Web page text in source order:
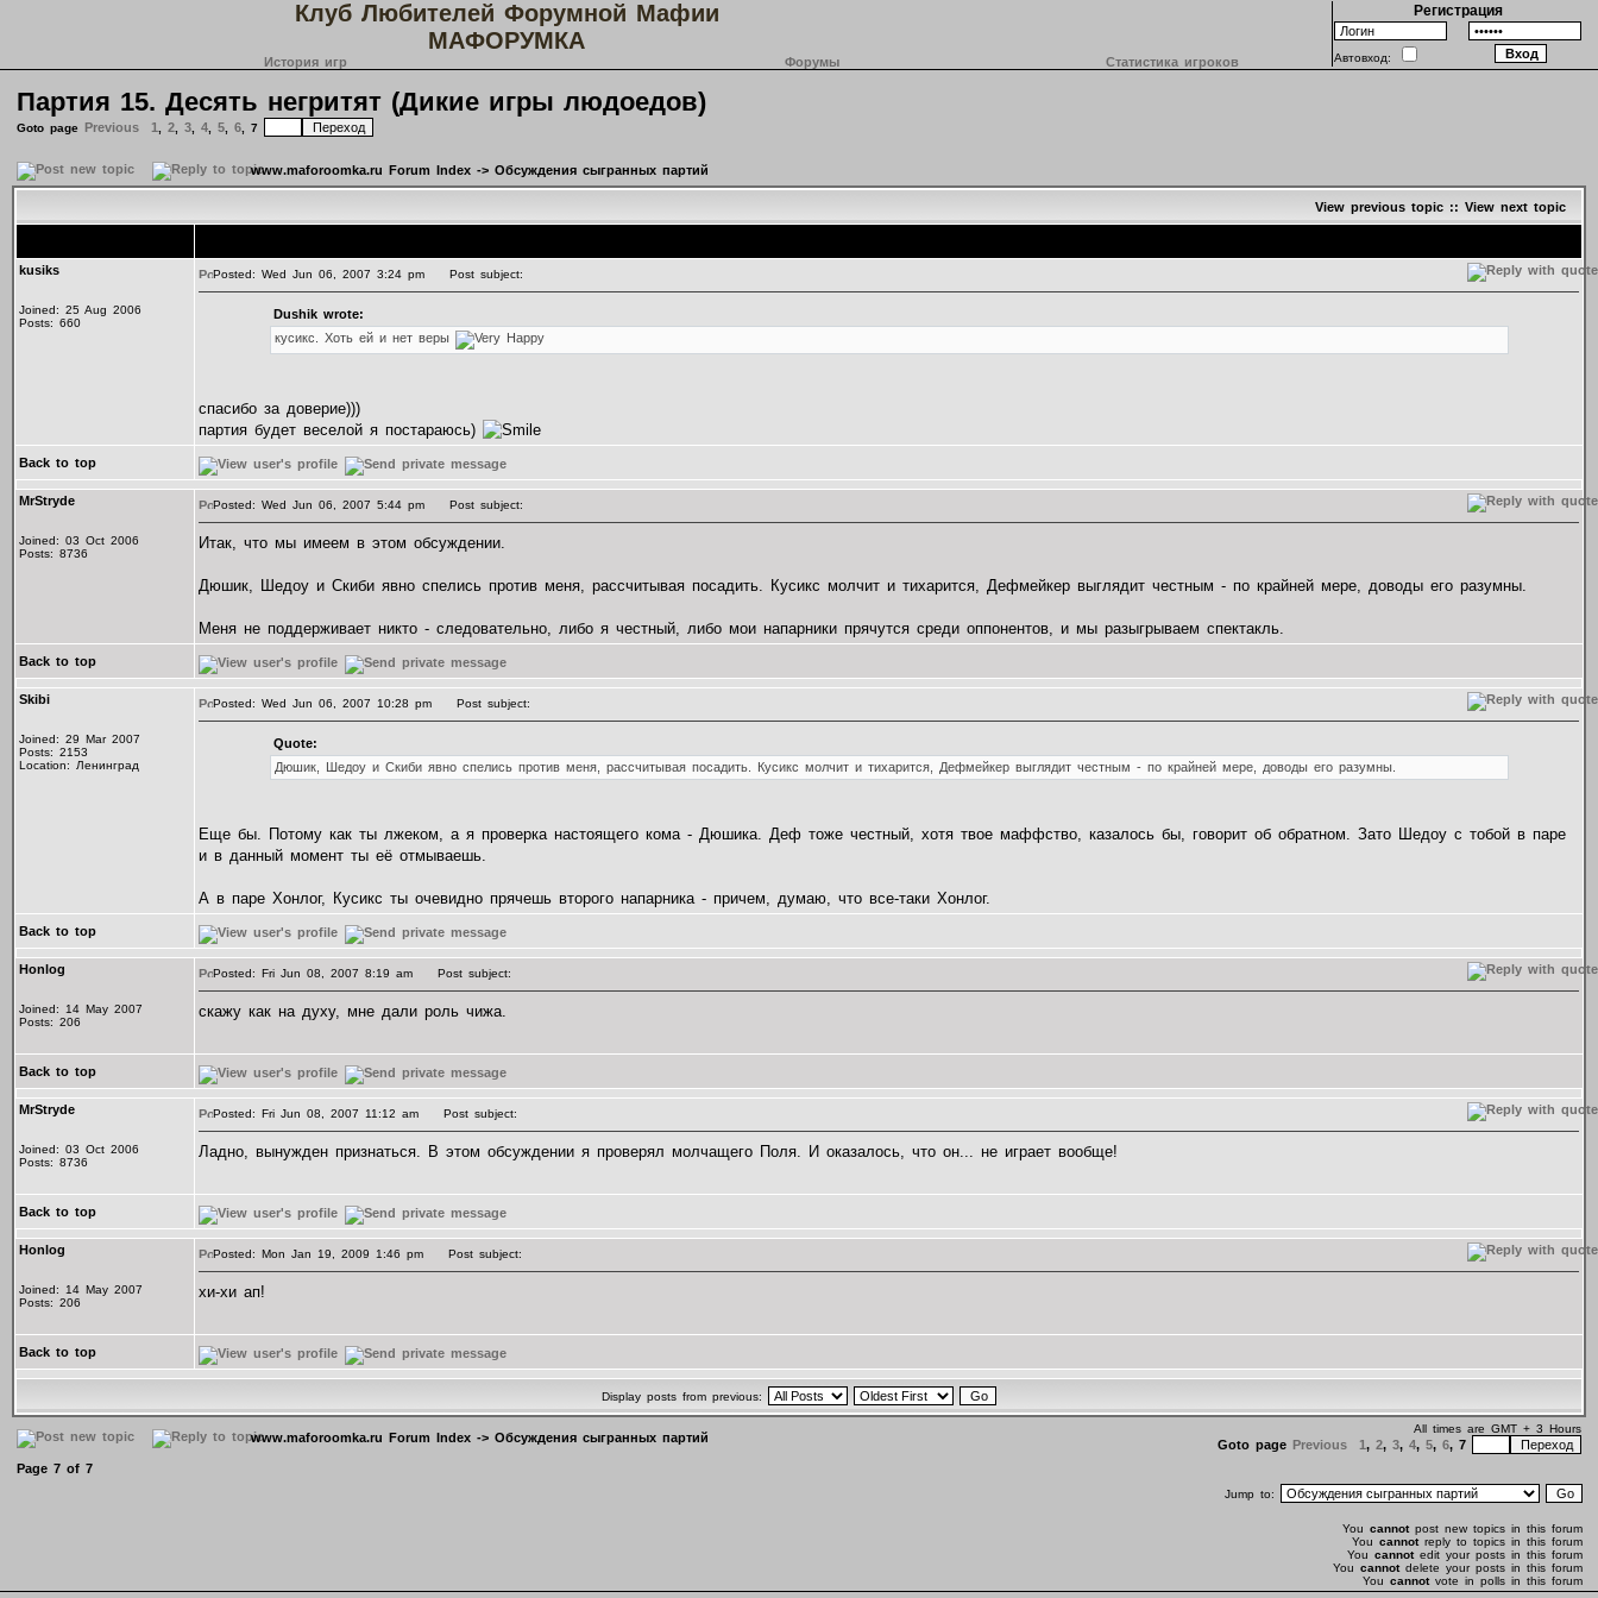
Клуб Любителей Форумной Мафии
МАФОРУМКА
История игр Форумы Статистика игроков
Регистрация
Автовход:
Партия 15. Десять негритят (Дикие игры людоедов)
Goto page Previous 1 2 3 4 5 6 7
www.maforoomka.ru Forum Index -> Обсуждения сыгранных партий
View previous topic :: View next topic
kusiks
Joined: 25 Aug 2006
Posts: 660
Posted: Wed Jun 06, 2007 3:24 pm Post subject:
Dushik wrote:
кусикс. Хоть ей и нет веры
спасибо за доверие)))
партия будет веселой я постараюсь)
Back to top
MrStryde
Joined: 03 Oct 2006
Posts: 8736
Posted: Wed Jun 06, 2007 5:44 pm Post subject:
Итак, что мы имеем в этом обсуждении.
Дюшик, Шедоу и Скиби явно спелись против меня, рассчитывая посадить. Кусикс молчит и тихарится, Дефмейкер выглядит честным - по крайней мере, доводы его разумны.
Меня не поддерживает никто - следовательно, либо я честный, либо мои напарники прячутся среди оппонентов, и мы разыгрываем спектакль.
Back to top
Skibi
Joined: 29 Mar 2007
Posts: 2153
Location: Ленинград
Posted: Wed Jun 06, 2007 10:28 pm Post subject:
Quote:
Дюшик, Шедоу и Скиби явно спелись против меня, рассчитывая посадить. Кусикс молчит и тихарится, Дефмейкер выглядит честным - по крайней мере, доводы его разумны.
Еще бы. Потому как ты лжеком, а я проверка настоящего кома - Дюшика. Деф тоже честный, хотя твое маффство, казалось бы, говорит об обратном. Зато Шедоу с тобой в паре
и в данный момент ты её отмываешь.
А в паре Хонлог, Кусикс ты очевидно прячешь второго напарника - причем, думаю, что все-таки Хонлог.
Back to top
Honlog
Joined: 14 May 2007
Posts: 206
Posted: Fri Jun 08, 2007 8:19 am Post subject:
скажу как на духу, мне дали роль чижа.
Back to top
MrStryde
Joined: 03 Oct 2006
Posts: 8736
Posted: Fri Jun 08, 2007 11:12 am Post subject:
Ладно, вынужден признаться. В этом обсуждении я проверял молчащего Поля. И оказалось, что он... не играет вообще!
Back to top
Honlog
Joined: 14 May 2007
Posts: 206
Posted: Mon Jan 19, 2009 1:46 pm Post subject:
хи-хи ап!
Back to top
Display posts from previous:
www.maforoomka.ru Forum Index -> Обсуждения сыгранных партий
All times are GMT + 3 Hours
Goto page Previous 1, 2, 3, 4, 5, 6, 7
Page 7 of 7
Jump to:
You cannotpost new topics in this forum
You cannotreply to topics in this forum
You cannotedit your posts in this forum
You cannotdelete your posts in this forum
You cannotvote in polls in this forum